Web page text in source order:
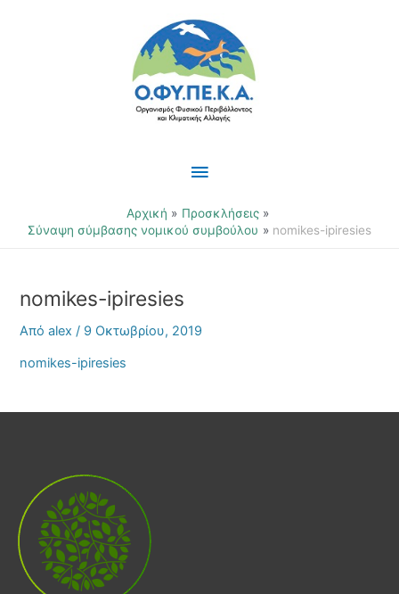
Κύριο
Μενού
Αρχική
Προσκλήσεις
Σύναψη σύμβασης νομικού συμβούλου
nomikes-ipiresies
nomikes-ipiresies
Απόalex/ 9 Οκτωβρίου, 2019
nomikes-ipiresies